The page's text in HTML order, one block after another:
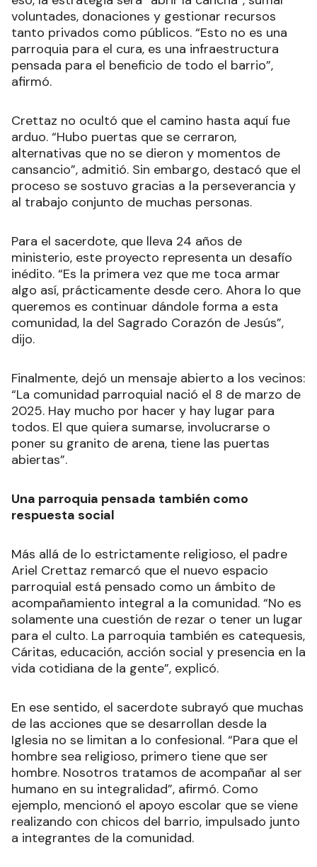
voluntades, donaciones y gestionar recursos
tanto privados como públicos. “Esto no es una
parroquia para el cura, es una infraestructura
pensada para el beneficio de todo el barrio”,
afirmó.
Crettaz no ocultó que el camino hasta aquí fue
arduo. “Hubo puertas que se cerraron,
alternativas que no se dieron y momentos de
cansancio”, admitió. Sin embargo, destacó que el
proceso se sostuvo gracias a la perseverancia y
al trabajo conjunto de muchas personas.
Para el sacerdote, que lleva 24 años de
ministerio, este proyecto representa un desafío
inédito. “Es la primera vez que me toca armar
algo así, prácticamente desde cero. Ahora lo que
queremos es continuar dándole forma a esta
comunidad, la del Sagrado Corazón de Jesús”,
dijo.
Finalmente, dejó un mensaje abierto a los vecinos:
“La comunidad parroquial nació el 8 de marzo de
2025. Hay mucho por hacer y hay lugar para
todos. El que quiera sumarse, involucrarse o
poner su granito de arena, tiene las puertas
abiertas”.
Una parroquia pensada también como
respuesta social
Más allá de lo estrictamente religioso, el padre
Ariel Crettaz remarcó que el nuevo espacio
parroquial está pensado como un ámbito de
acompañamiento integral a la comunidad. “No es
solamente una cuestión de rezar o tener un lugar
para el culto. La parroquia también es catequesis,
Cáritas, educación, acción social y presencia en la
vida cotidiana de la gente”, explicó.
En ese sentido, el sacerdote subrayó que muchas
de las acciones que se desarrollan desde la
Iglesia no se limitan a lo confesional. “Para que el
hombre sea religioso, primero tiene que ser
hombre. Nosotros tratamos de acompañar al ser
humano en su integralidad”, afirmó. Como
ejemplo, mencionó el apoyo escolar que se viene
realizando con chicos del barrio, impulsado junto
a integrantes de la comunidad.